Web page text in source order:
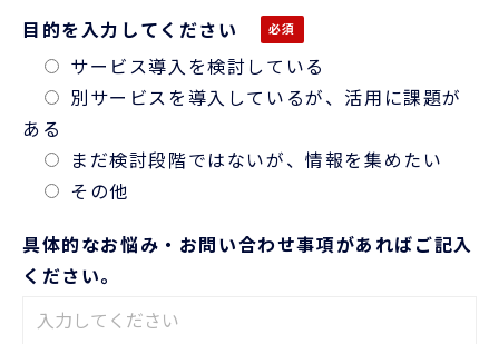
目的を入力してください
サービス導入を検討している
別サービスを導入しているが、活用に課題が
ある
まだ検討段階ではないが、情報を集めたい
その他
具体的なお悩み・お問い合わせ事項があればご記入
ください。